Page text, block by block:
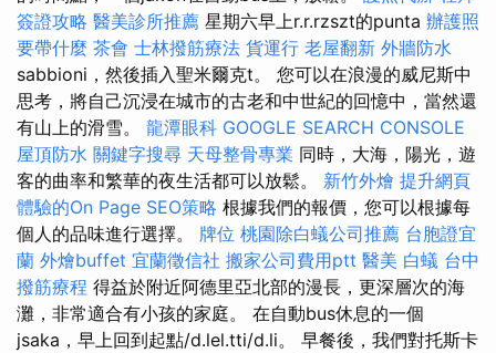
簽證攻略 醫美診所推薦 星期六早上r.r.rzszt的punta 辦護照
要帶什麼 茶會 士林撥筋療法 貨運行 老屋翻新 外牆防水
sabbioni，然後插入聖米爾克t。 您可以在浪漫的威尼斯中
思考，將自己沉浸在城市的古老和中世紀的回憶中，當然還
有山上的滑雪。 龍潭眼科 GOOGLE SEARCH CONSOLE
屋頂防水 關鍵字搜尋 天母整骨專業 同時，大海，陽光，遊
客的曲率和繁華的夜生活都可以放鬆。 新竹外燴 提升網頁
體驗的On Page SEO策略 根據我們的報價，您可以根據每
個人的品味進行選擇。 牌位 桃園除白蟻公司推薦 台胞證宜
蘭 外燴buffet 宜蘭徵信社 搬家公司費用ptt 醫美 白蟻 台中
撥筋療程 得益於附近阿德里亞北部的漫長，更深層次的海
灘，非常適合有小孩的家庭。 在自動bus休息的一個
jsaka，早上回到起點/d.lel.tti/d.li。 早餐後，我們對托斯卡